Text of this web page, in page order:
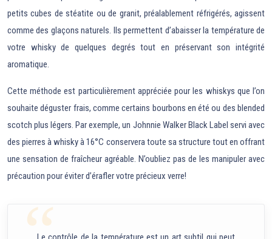
petits cubes de stéatite ou de granit, préalablement réfrigérés, agissent
comme des glaçons naturels. Ils permettent d’abaisser la température de
votre whisky de quelques degrés tout en préservant son intégrité
aromatique.
Cette méthode est particulièrement appréciée pour les whiskys que l’on
souhaite déguster frais, comme certains bourbons en été ou des blended
scotch plus légers. Par exemple, un Johnnie Walker Black Label servi avec
des pierres à whisky à 16°C conservera toute sa structure tout en offrant
une sensation de fraîcheur agréable. N’oubliez pas de les manipuler avec
précaution pour éviter d’érafler votre précieux verre!